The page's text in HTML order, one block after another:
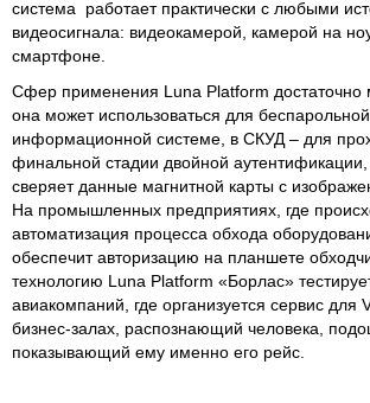
система работает практически с любыми
видеосигнала: видеокамерой, камерой на
смартфоне.
Сфер применения Luna Platform достаточно
она может использоваться для
информационной системе, в СКУД – для
финальной стадии двойной аутентификации,
сверяет данные магнитной карты с
На промышленных предприятиях, где
автоматизация процесса обхода
обеспечит авторизацию на планшете
технологию Luna Platform «Борлас»
авиакомпаний, где организуется сервис для
бизнес-залах, распознающий человека,
показывающий ему именно его рейс.